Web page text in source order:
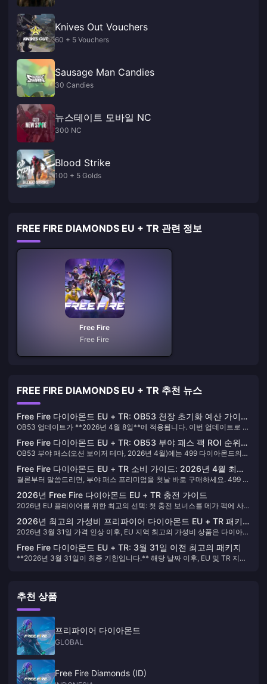
Knives Out Vouchers
60 + 5 Vouchers
Sausage Man Candies
30 Candies
뉴스테이트 모바일 NC
300 NC
Blood Strike
100 + 5 Golds
FREE FIRE DIAMONDS EU + TR 관련 정보
Free Fire
Free Fire
FREE FIRE DIAMONDS EU + TR 추천 뉴스
Free Fire 다이아몬드 EU + TR: OB53 천장 초기화 예산 가이드
(2026년 4월)
OB53 업데이트가 **2026년 4월 8일**에 적용됩니다. 이번 업데이트로 모
되지 않습니다. 현재 50회 천장 주기 중 35회째를 진행 중이라면, 패치가
적용되는 순간 해당 진행도는 사라집니다. 마감 기한은 **4월 7일**입니다.
이 가이드에서는 다이아몬드를 낭비하지 않고 EU 및 TR 서버에서 무엇을
완료하고, 무엇을 아껴야 하며, 어떻게 다이아몬드를 배분해야 하는지 정확
히 알려드립니다.
Free Fire 다이아몬드 EU + TR: OB53 부야 패스 팩 ROI 순위
— 2026년 4월
OB53 부야 패스(오션 보이저 테마, 2026년 4월)에는 499 다이아몬드의
니다. EU 및 TR 지역 플레이어의 경우, **ROI 측면에서는 프리미엄이 압도
적으로 유리합니다**. 커뮤니티 분석에 따르면 100레벨을 모두 달성했을
때의 수익률은 +211%에서 +351%에 달하며, 이는 499 다이아몬드를 투자
해 1,550~2,250 다이아몬드 상당의 코스메틱 가치를 얻는 셈입니다. 프리
미엄 플러스는 +55%에서 +125%의 수익률을 보이지만, 다이아몬드당 효
율은 프리미엄의 절반 수준에 그칩니다.
Free Fire 다이아몬드 EU + TR 소비 가이드: 2026년 4월 최고
의 OB53 패키지 및 부야 패스 투자 대비 효율(ROI)
결론부터 말씀드리면, 부야 패스 프리미엄을 첫날 바로 구매하세요. 499 다
는 확정적으로 211%에서 351%의 투자 대비 효율(ROI)을 제공합니다. 이번
시즌 EU 및 TR 서버 플레이어가 선택할 수 있는 가장 가치 있는 상품입니
다. 다이아몬드 예산은 이 부야 패스를 중심으로 계획하는 것이 좋습니다.
2026년 Free Fire 다이아몬드 EU + TR 충전 가이드
2026년 EU 플레이어를 위한 최고의 선택: 첫 충전 보너스를 메가 팩에 사
2750 다이아몬드를 얻을 수 있으며, 다이아몬드당 가격은 약 $0.0094입
니다. TR 플레이어에게는 보너스 시스템이 없지만, 리라화 변동성으로 인
해 가치가 하락하기 전에 고정된 TRY 가격으로 대용량 팩을 구매하는 것이
현명합니다. 무과금 유저든, 월 10달러를 소비하는 유저든, 혹은 그 이상을
투자하는 유저든 상관없이, 여기에서 정확한 구매처와 구매 시기, 그리고
2026년 최고의 가성비 프리파이어 다이아몬드 EU + TR 패키
지: 가격 인상 및 OB53 부야 패스 이후 상위 7개 순위
2026년 3월 31일 가격 인상 이후, EU 지역 최고의 가성비 상품은 다이아몬
게는 다이아몬드당 ₺0.3995인 **2180D 패키지**가 가장 저렴합니다. 대
부분의 가이드에서 간과하는 사실은 499D에 판매되는 OB53 부야 패스 프
Free Fire 다이아몬드 EU + TR: 3월 31일 이전 최고의 패키지
**2026년 3월 31일이 최종 기한입니다.** 해당 날짜 이후, EU 및 TR 지역
550개의 보너스 다이아몬드를 획득할 수 있습니다. TR 플레이어는 TRY 가
지금 비축해 둔 다이아몬드는 OB53 업데이트 이후에도 아무런 불이익 없
이 그대로 사용할 수 있습니다.
추천 상품
프리파이어 다이아몬드
GLOBAL
Free Fire Diamonds (ID)